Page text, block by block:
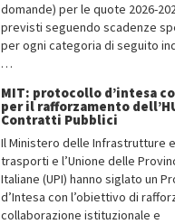
domande) per le quote 2026-
previsti seguendo scadenze
per ogni categoria di seguito
…
MIT: protocollo d’intesa
per il rafforzamento
Contratti Pubblici
Il Ministero delle Infrastrutture
trasporti e l’Unione delle
Italiane (UPI) hanno siglato un
d’Intesa con l’obiettivo di
collaborazione istituzionale e